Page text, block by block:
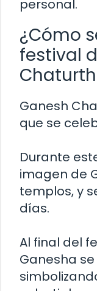
personal.
¿Cómo
festival
Ganesh
que se
Durante
imagen de
templos, y
días.
Al final del
Ganesha